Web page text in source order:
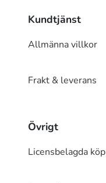
Kundtjänst
Allmänna villkor
Frakt & leverans
Övrigt
Licensbelagda köp